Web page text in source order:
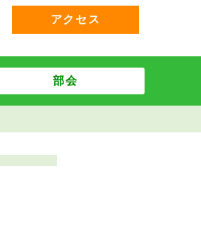
アクセス
部会